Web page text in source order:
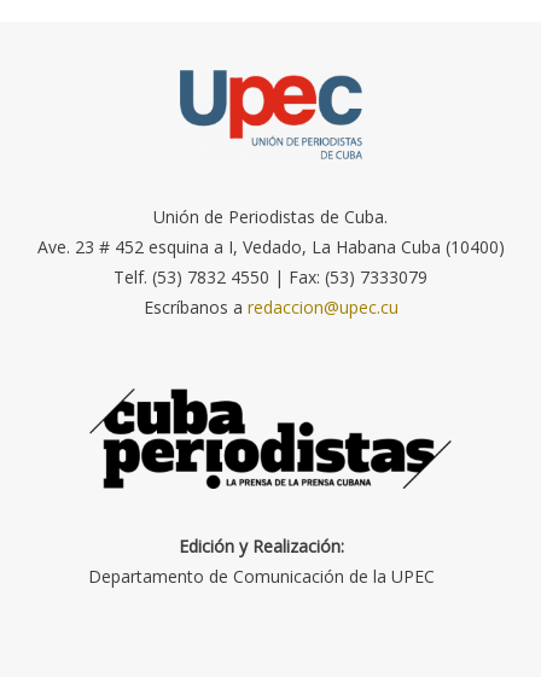
Unión de Periodistas de Cuba.
Ave. 23 # 452 esquina a I, Vedado, La Habana Cuba (10400)
Telf. (53) 7832 4550 | Fax: (53) 7333079
Escríbanos a redaccion@upec.cu
Edición y Realización:
Departamento de Comunicación de la UPEC